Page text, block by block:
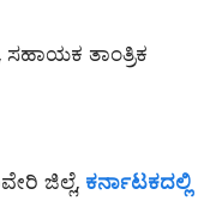
ಸಹಾಯಕ ತಾಂತ್ರಿಕ
ಜಿಲ್ಲೆ, ಕರ್ನಾಟಕದಲ್ಲಿ